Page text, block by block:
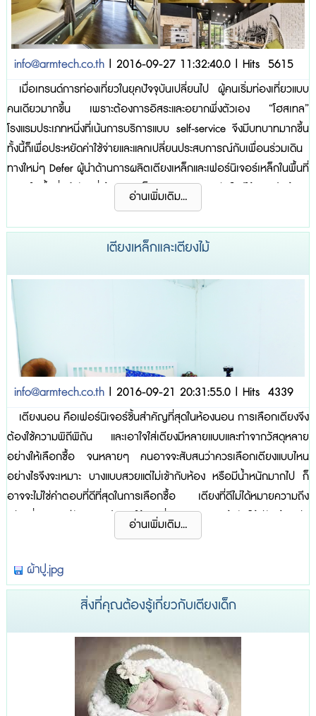
info@armtech.co.th| 2016-09-27 11:32:40.0 | Hits 5615
เมื่อเทรนด์การท่องเที่ยวในยุคปัจจุบันเปลี่ยนไป ผู้คนเริ่มท่องเที่ยวแบบ
คนเดียวมากขึ้น เพราะต้องการอิสระและอยากพึ่งตัวเอง “โฮสเทล”
โรงแรมประเภทหนึ่งที่เน้นการบริการแบบ self-service จึงมีบทบาทมากขึ้น
ทั้งนี้ก็เพื่อประหยัดค่าใช้จ่ายและแลกเปลี่ยนประสบการณ์กับเพื่อนร่วมเดิน
ทางใหม่ๆ Defer ผู้นำด้านการผลิตเตียงเหล็กและเฟอร์นิเจอร์เหล็กในพื้นที่
แคบๆในพื้นที่ๆจำกัด ที่เน้นความแข็งแรงสวยงามและประโยช์ใช้สอยจึงเข้ามา
มีบทบาทและมีส่วนร่วมกับเทรนด์นี้ไปแล้ว เราชาว Defer จึงอยากให้ทุกคน
เข้าใจในธุรกิจป...
อ่านเพิ่มเติม...
เตียงเหล็กและเตียงไม้
info@armtech.co.th| 2016-09-21 20:31:55.0 | Hits 4339
เตียงนอน คือเฟอร์นิเจอร์ชิ้นสำคัญที่สุดในห้องนอน การเลือกเตียงจึง
ต้องใช้ความพิถีพิถัน และเอาใจใส่เตียงมีหลายแบบและทำจากวัสดุหลาย
อย่างให้เลือกซื้อ จนหลายๆ คนอาจจะสับสนว่าควรเลือกเตียงแบบไหน
อย่างไรจึงจะเหมาะ บางแบบสวยแต่ไม่เข้ากับห้อง หรือมีน้ำหนักมากไป ก็
อาจจะไม่ใช่คำตอบที่ดีที่สุดในการเลือกซื้อ เตียงที่ดีไม่ได้หมายความถึง
เตียงที่สวย แต่ยังหมายถึงการใช้งานที่เหมาะสม และเข้ากันได้ดีกับห้องอีก
ด้วย ด้วยความที่เตียงมีสารพัดแบบสารพัดสีให้เลือก TerraBKK จึงขอนำ
อ่านเพิ่มเติม...
ผ้าปู.jpg
สิ่งที่คุณต้องรู้เกี่ยวกับเตียงเด็ก